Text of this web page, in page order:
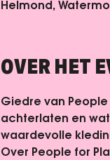
Helmond,
OVER HET
Giedre van
achterlaten en
waardevolle
Over People for